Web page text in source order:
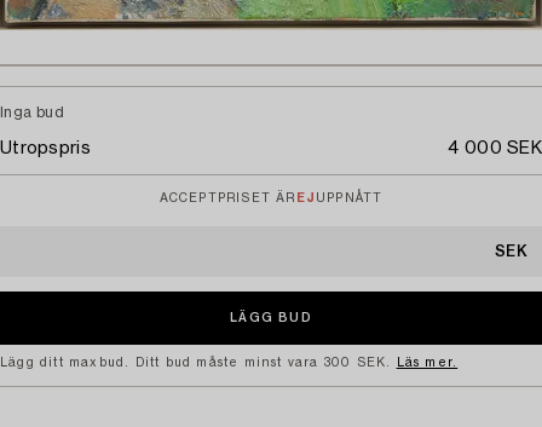
Inga bud
Utropspris 4 000 SEK
ACCEPTPRISET ÄR EJ UPPNÅTT
SEK
Lägg ditt maxbud. Ditt bud måste minst vara 300 SEK. Läs mer.